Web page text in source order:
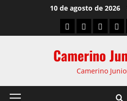
10 de agosto de 2026
Camerino
Camerino